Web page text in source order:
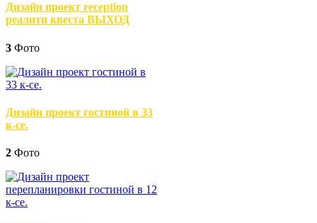
Дизайн проект reception
реалити квеста ВЫХОД
3 Фото
Дизайн проект гостиной в 33
к-се.
2 Фото